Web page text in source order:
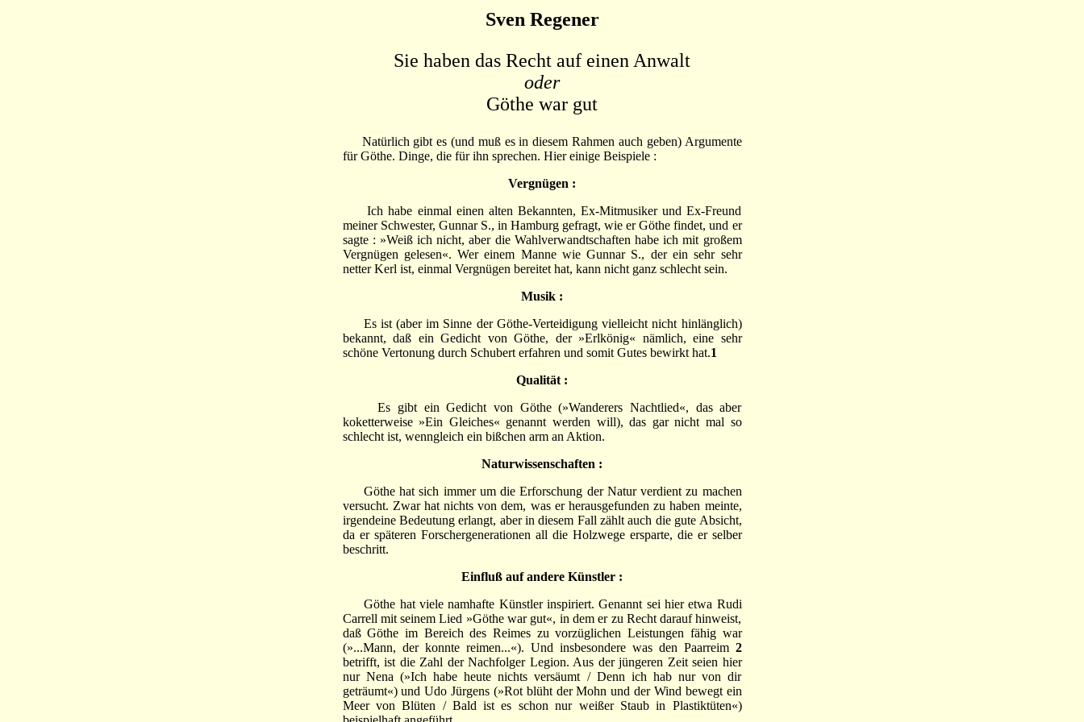
Sven Regener
Sie haben das Recht auf einen Anwalt
oder
Göthe war gut
Natürlich gibt es (und muß es in diesem Rahmen auch geben) Argumente
für Göthe. Dinge, die für ihn sprechen. Hier einige Beispiele :
Vergnügen :
Ich habe einmal einen alten Bekannten, Ex-Mitmusiker und Ex-Freund
meiner Schwester, Gunnar S., in Hamburg gefragt, wie er Göthe findet, und er
sagte : »Weiß ich nicht, aber die Wahlverwandtschaften habe ich mit großem
Vergnügen gelesen«. Wer einem Manne wie Gunnar S., der ein sehr sehr
netter Kerl ist, einmal Vergnügen bereitet hat, kann nicht ganz schlecht sein.
Musik :
Es ist (aber im Sinne der Göthe-Verteidigung vielleicht nicht hinlänglich)
bekannt, daß ein Gedicht von Göthe, der »Erlkönig« nämlich, eine sehr
schöne Vertonung durch Schubert erfahren und somit Gutes bewirkt hat.1
Qualität :
Es gibt ein Gedicht von Göthe (»Wanderers Nachtlied«, das aber
koketterweise »Ein Gleiches« genannt werden will), das gar nicht mal so
schlecht ist, wenngleich ein bißchen arm an Aktion.
Naturwissenschaften :
Göthe hat sich immer um die Erforschung der Natur verdient zu machen
versucht. Zwar hat nichts von dem, was er herausgefunden zu haben meinte,
irgendeine Bedeutung erlangt, aber in diesem Fall zählt auch die gute Absicht,
da er späteren Forschergenerationen all die Holzwege ersparte, die er selber
beschritt.
Einfluß auf andere Künstler :
Göthe hat viele namhafte Künstler inspiriert. Genannt sei hier etwa Rudi
Carrell mit seinem Lied »Göthe war gut«, in dem er zu Recht darauf hinweist,
daß Göthe im Bereich des Reimes zu vorzüglichen Leistungen fähig war
(»...Mann, der konnte reimen...«). Und insbesondere was den Paarreim2
betrifft, ist die Zahl der Nachfolger Legion. Aus der jüngeren Zeit seien hier
nur Nena (»Ich habe heute nichts versäumt / Denn ich hab nur von dir
geträumt«) und Udo Jürgens (»Rot blüht der Mohn und der Wind bewegt ein
Meer von Blüten / Bald ist es schon nur weißer Staub in Plastiktüten«)